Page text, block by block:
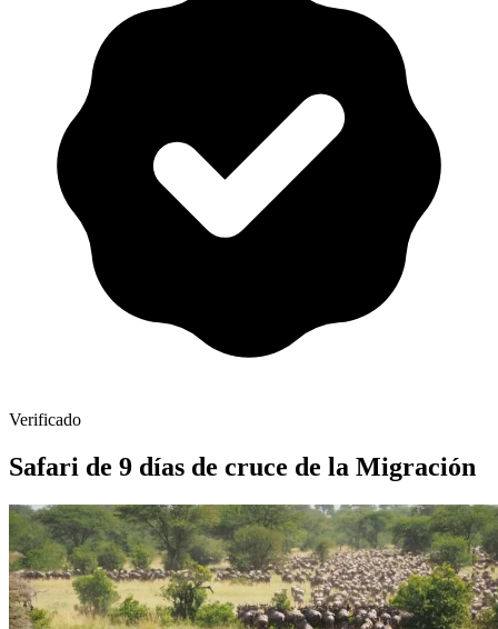
Verificado
Safari de 9 días de cruce de la Migración